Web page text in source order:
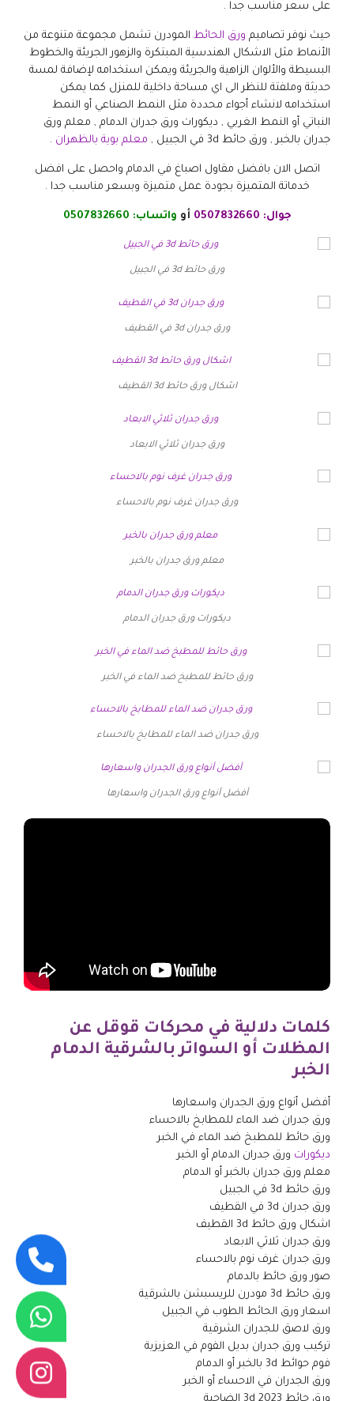
على سعر مناسب جدا .
حيث نوفر تصاميم ورق الحائط المودرن تشمل مجموعة متنوعة من
الأنماط مثل الاشكال الهندسية المبتكرة والزهور الجريئة والخطوط
البسيطة والألوان الزاهية والجريئة ويمكن استخدامه لإضافة لمسة
حديثة وملفتة للنظر الى اي مساحة داخلية للمنزل كما يمكن
استخدامه لانشاء أجواء محددة مثل النمط الصناعي أو النمط
النباتي أو النمط الغربي , ديكورات ورق جدران الدمام , معلم ورق
جدران بالخبر , ورق حائط 3d في الجبيل ,
معلم بوية بالظهران .
اتصل الان بافضل مقاول اصباغ في الدمام واحصل على افضل
خدماتة المتميزة بجودة عمل متميزة وبسعر مناسب جدا .
جوال: 0507832660 أو واتساب: 0507832660
ورق حائط 3d في الجبيل
ورق جدران 3d في القطيف
اشكال ورق حائط 3d القطيف
ورق جدران ثلاثي الابعاد
ورق جدران غرف نوم بالاحساء
معلم ورق جدران بالخبر
ديكورات ورق جدران الدمام
ورق حائط للمطبخ ضد الماء في الخبر
ورق جدران ضد الماء للمطابخ بالاحساء
أفضل أنواع ورق الجدران واسعارها
كلمات دلالية في محركات قوقل عن
المظلات أو السواتر بالشرقية الدمام
الخبر
أفضل أنواع ورق الجدران واسعارها
ورق جدران ضد الماء للمطابخ بالاحساء
ورق حائط للمطبخ ضد الماء في الخبر
ديكورات ورق جدران الدمام أو الخبر
معلم ورق جدران بالخبر أو الدمام
ورق حائط 3d في الجبيل
ورق جدران 3d في القطيف
اشكال ورق حائط 3d القطيف
ورق جدران ثلاثي الابعاد
ورق جدران غرف نوم بالاحساء
صور ورق حائط بالدمام
ورق حائط 3d مودرن للريسبشن بالشرقية
اسعار ورق الحائط الطوب في الجبيل
ورق لاصق للجدران الشرقية
تركيب ورق جدران بديل الفوم في العزيزية
فوم حوائط 3d بالخبر أو الدمام
ورق الجدران في الاحساء أو الخبر